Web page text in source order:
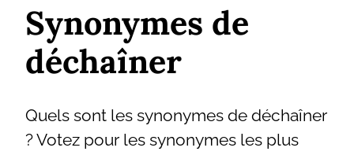
Synonymes de
déchaîner
Quels sont les synonymes de déchaîner
? Votez pour les synonymes les plus